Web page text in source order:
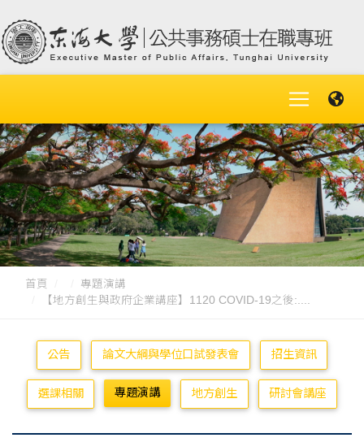
首頁
專題演講
【地方創生與政府企業講座】1120 COVID-19之後:....
公告 論文大綱與學位口試發表會 招生資訊
選課相關 專題演講 地方創生 研討會講座